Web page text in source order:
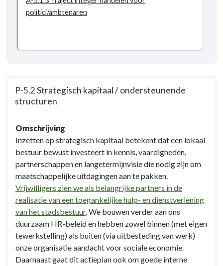
politici/ambtenaren
P-5.2 Strategisch kapitaal / ondersteunende
structuren
naar
navigatie
BD-
Eigentijds/wendbaar
Eeklo
partners
Actieplannen
Omschrijving
Inzetten op strategisch kapitaal betekent dat een lokaal
bestuur bewust investeert in kennis, vaardigheden,
partnerschappen en langetermijnvisie die nodig zijn om
maatschappelijke uitdagingen aan te pakken.
Vrijwilligers zien we als belangrijke partners in de
realisatie van een toegankelijke hulp- en dienstverlening
van het stadsbestuur. We bouwen verder aan ons
duurzaam HR-beleid en hebben zowel binnen (met eigen
tewerkstelling) als buiten (via uitbesteding van werk)
onze organisatie aandacht voor sociale economie.
Daarnaast gaat dit actieplan ook om goede interne